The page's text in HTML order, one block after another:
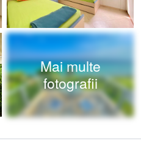
Mai multe
fotografii